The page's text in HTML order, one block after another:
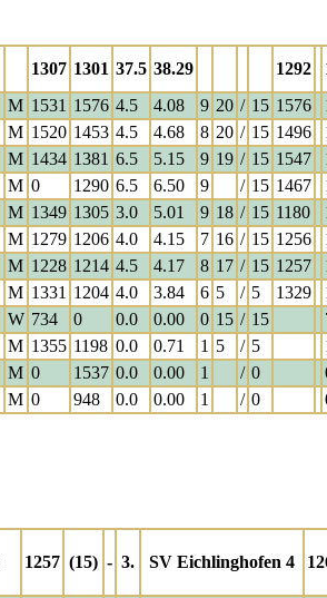
1307 1301 37.5 38.29 1292
M 1531 1576 4.5 4.08 9 20 / 15 1576
M 1520 1453 4.5 4.68 8 20 / 15 1496
M 1434 1381 6.5 5.15 9 19 / 15 1547
M 0 1290 6.5 6.50 9 / 15 1467
M 1349 1305 3.0 5.01 9 18 / 15 1180
M 1279 1206 4.0 4.15 7 16 / 15 1256
M 1228 1214 4.5 4.17 8 17 / 15 1257
M 1331 1204 4.0 3.84 6 5 / 5 1329
W 734 0 0.0 0.00 0 15 / 15
M 1355 1198 0.0 0.71 1 5 / 5
M 0 1537 0.0 0.00 1 / 0
M 0 948 0.0 0.00 1 / 0
1257 (15) - 3. SV Eichlinghofen 4